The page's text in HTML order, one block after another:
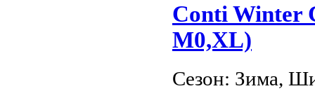
Conti Winter
M0,XL)
Сезон: Зима,